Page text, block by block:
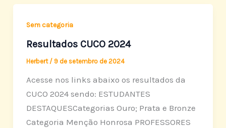
Sem categoria
Resultados CUCO 2024
Herbert / 9 de setembro de 2024
Acesse nos links abaixo os resultados da
CUCO 2024 sendo: ESTUDANTES
DESTAQUESCategorias Ouro; Prata e Bronze
Categoria Menção Honrosa PROFESSORES